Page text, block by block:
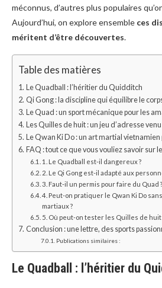
méconnus, d’autres plus populaires
Aujourd’hui, on explore ensemble ces
méritent d’être découvertes.
Table des matières
Le Quadball : l’héritier du Quidditch
Qi Gong : la discipline qui équilibre le
Le Quad : un sport mécanique pour les
Les Quilles de huit : un jeu d’adresse
Le Qwan Ki Do : un art martial
FAQ : tout ce que vous vouliez savoir sur
1. Le Quadball est-il dangereux ?
2. Le Qi Gong est-il adapté aux
3. Faut-il un permis pour faire du Quad ?
4. Peut-on pratiquer le Qwan Ki Do
martiaux ?
5. Où peut-on tester les Quilles de huit
Conclusion : une lettre, des sports
Publications similaires :
Le Quadball : l’héritier du